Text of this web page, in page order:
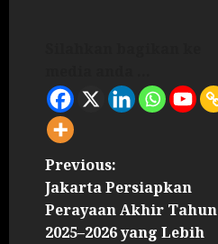
Previous:
Jakarta Persiapkan
Perayaan Akhir Tahun
2025–2026 yang Lebih